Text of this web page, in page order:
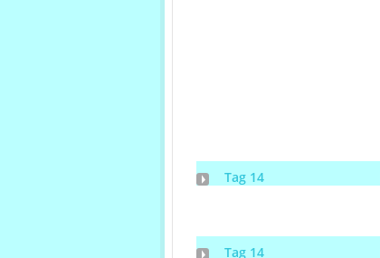
Tag 14
Tag 14